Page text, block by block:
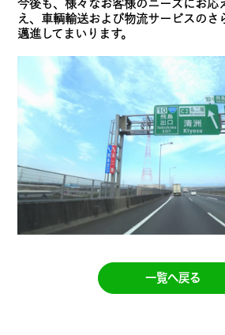
今後も、様々なお客様のニーズにお応
え、車輌輸送および物流サービスのさ
邁進してまいります。
一覧へ戻る